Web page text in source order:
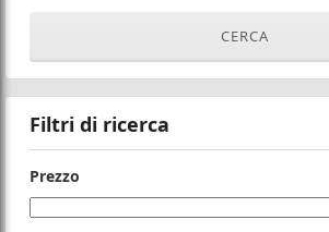
Filtri di ricerca
Prezzo